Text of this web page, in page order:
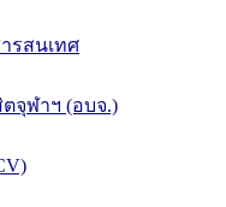
รสนเทศ
จุฬาฯ (อบจ.)